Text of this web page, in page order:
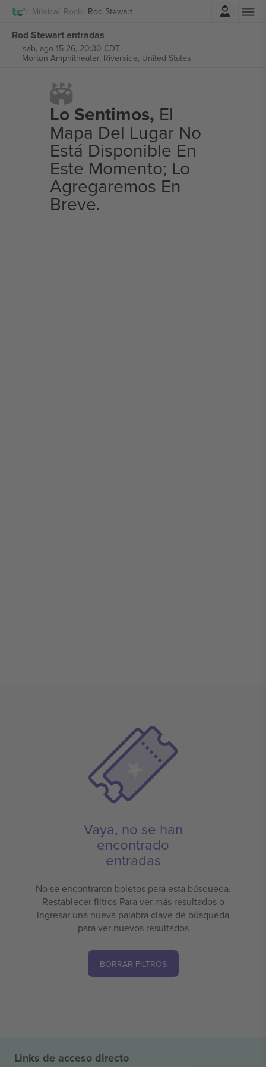
Música Rock Rod Stewart
Rod Stewart entradas
sáb, ago 15 26, 20:30 CDT
Morton Amphitheater, Riverside, United States
Lo Sentimos, El
Mapa Del Lugar No
Está Disponible En
Este Momento; Lo
Agregaremos En
Breve.
Vaya, no se han
encontrado
entradas
No se encontraron boletos para esta búsqueda.
Restablecer filtros Para ver más resultados o
ingresar una nueva palabra clave de búsqueda
para ver nuevos resultados
BORRAR FILTROS
Links de acceso directo